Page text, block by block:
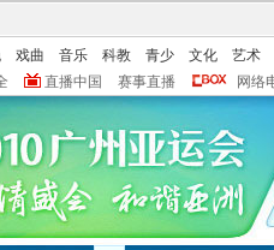
戏曲 音乐 科教 青少 文化
艺术
直播中国 赛事直播 网络